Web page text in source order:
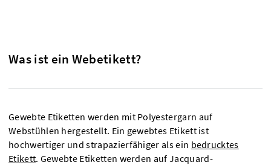
Was ist ein Webetikett?
Gewebte Etiketten werden mit Polyestergarn auf
Webstühlen hergestellt. Ein gewebtes Etikett ist
hochwertiger und strapazierfähiger als ein bedrucktes
Etikett. Gewebte Etiketten werden auf Jacquard-